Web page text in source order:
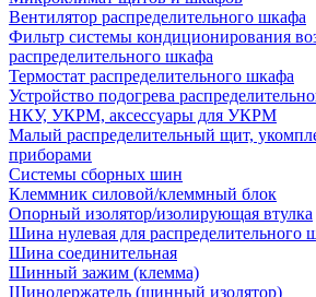
Вентилятор распределительного шкафа
Фильтр системы кондиционирования
распределительного шкафа
Термостат распределительного шкафа
Устройство подогрева
НКУ, УКРМ, аксессуары для УКРМ
Малый распределительный щит,
приборами
Системы сборных шин
Клеммник силовой/клеммный блок
Опорный изолятор/изолирующая втулка
Шина нулевая для распределительного
Шина соединительная
Шинный зажим (клемма)
Шинодержатель (шинный изолятор)